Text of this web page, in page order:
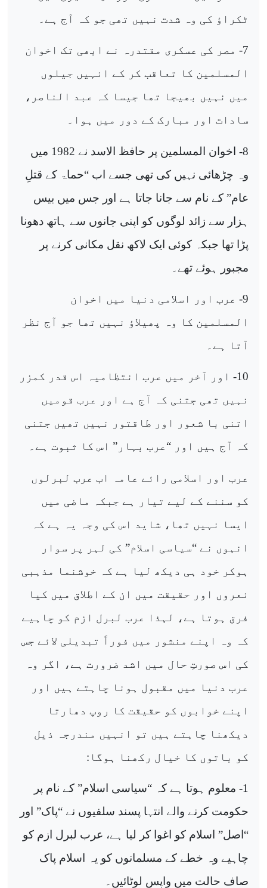
ٹکراؤ کی وہ شدت نہیں تھی جو کہ آج ہے۔
7- مصر کی عسکری مقتدرہ نے ابھی تک اخوان
المسلمین کا تعاقب کر کے انہیں جیلوں
میں نہیں بھیجا تھا جیسا کہ عبد الناصر،
سادات اور مبارک کے دور میں ہوا۔
8- اخوان المسلمین پر حافظ الاسد نے 1982 میں
وہ چڑھائی نہیں کی تھی جسے اب “حماۃ کے قتلِ
عام” کے نام سے جانا جاتا ہے اور جس میں بیس
ہزار سے زائد لوگوں کو اپنی جانوں سے ہاتھ دھونا
پڑا تھا جبکہ کوئی ایک لاکھ نقل مکانی کرنے پر
مجبور ہوئے تھے۔
9- عرب اور اسلامی دنیا میں اخوان
المسلمین کا وہ پھیلاؤ نہیں تھا جو آج نظر
آتا ہے۔
10- اور آخر میں عرب انتظامیہ اس قدر کمزر
نہیں تھی جتنی کہ آج ہے اور عرب قومیں
اتنی با شعور اور طاقتور نہیں تھیں جتنی
کہ آج ہیں اور “عرب بہار” اس کا ثبوت ہے۔
عرب اور اسلامی رائے عامہ اب عرب لبرلوں
کو سننے کے لیے تیار ہے جبکہ ماضی میں
ایسا نہیں تھا، شاید اس کی وجہ یہ ہے کہ
انہوں نے “سیاسی اسلام” کی لہر پر سوار
ہوکر خود ہی دیکھ لیا ہے کہ خوشنما مذہبی
نعروں اور حقیقت میں ان کے اطلاق میں کیا
فرق ہوتا ہے، لہذا عرب لبرل ازم کو چاہیے
کہ وہ اپنے منشور میں فوراً تبدیلی لائے جس
کی اس صورتِ حال میں اشد ضرورت ہے، اگر وہ
عرب دنیا میں مقبول ہونا چاہتے ہیں اور
اپنے خوابوں کو حقیقت کا روپ دھارتا
دیکھنا چاہتے ہیں تو انہیں مندرجہ ذیل
کو باتوں کا خیال رکھنا ہوگا:
1- معلوم ہوتا ہے کہ “سیاسی اسلام” کے نام پر
حکومت کرنے والے انتہا پسند سلفیوں نے “پاک” اور
“اصل” اسلام کو اغوا کر لیا ہے، عرب لبرل ازم کو
چاہیے وہ خطے کے مسلمانوں کو یہ اسلام پاک
صاف حالت میں واپس لوٹائیں۔